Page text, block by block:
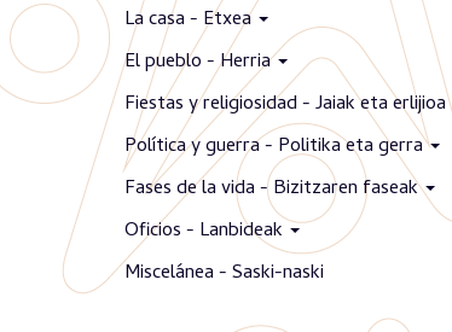
La casa - Etxea
El pueblo - Herria
Fiestas y religiosidad - Jaiak eta erlijioa
Política y guerra - Politika eta gerra
Fases de la vida - Bizitzaren faseak
Oficios - Lanbideak
Miscelánea - Saski-naski